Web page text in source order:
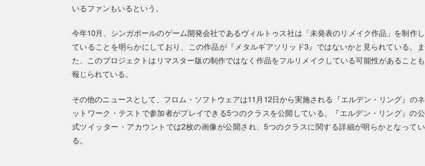
いるファンもいるという。
今年10月、シンガポールのゲーム開発会社であるヴィルトゥス社は「未発表のリメイク作品」を制作し
ていることを明らかにしており、この作品が『メタルギアソリッド3』ではないかと見られている。ま
た、このプロジェクトはリマスター版の制作ではなく作品をフルリメイクしている可能性があることも
報じられている。
その他のニュースとして、フロム・ソフトウェアは11月12日から実施される『エルデン・リング』のネ
ットワーク・テストで参加者がプレイできる5つのクラスを公開している。『エルデン・リング』の公
式ツイッター・アカウントでは2枚の画像が公開され、5つのクラスに関する詳細が明らかとなってい
る。